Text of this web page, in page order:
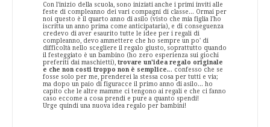
Con l'inizio della scuola, sono iniziati anche i primi inviti alle
feste di compleanno dei vari compagni di classe... Ormai per
noi questo è il quarto anno di asilo (visto che mia figlia l'ho
iscritta un anno prima come anticipataria), e di conseguenza
credevo di aver esaurito tutte le idee per i regali di
compleanno, devo ammettere che ho sempre un po' di
difficoltà nello scegliere il regalo giusto, soprattutto quando
il festeggiato è un bambino (ho zero esperienza sui giochi
preferiti dai maschietti), trovare un'idea regalo originale
e che non costi troppo non è semplice... confesso che se
fosse solo per me, prenderei la stessa cosa per tutti e via;
ma dopo un paio di figuracce il primo anno di asilo... ho
capito che le altre mamme ci tengono ai regali e che ci fanno
caso eccome a cosa prendi e pure a quanto spendi!
Urge quindi una nuova idea regalo per bambini!